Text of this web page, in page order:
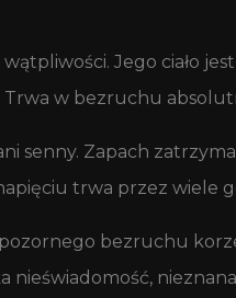
Jego ciało
w bezruchu
senny. Zapach
trwa przez wiele
bezruchu
nieświadomość,